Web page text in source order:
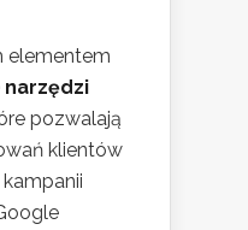
elementem
narzędzi
pozwalają
klientów